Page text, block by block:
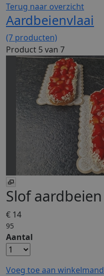
Terug naar overzicht
Aardbeienvlaai
(7 producten)
Product 5 van 7
Slof aardbeien
€ 14
95
Aantal
Voeg toe aan winkelmand